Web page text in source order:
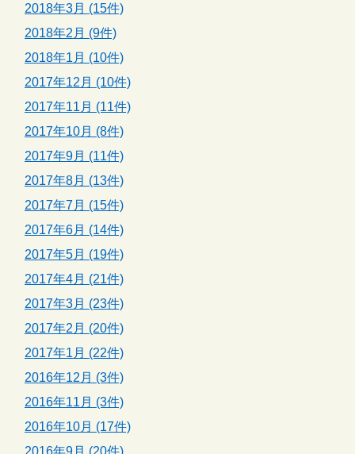
2018年3月 (15件)
2018年2月 (9件)
2018年1月 (10件)
2017年12月 (10件)
2017年11月 (11件)
2017年10月 (8件)
2017年9月 (11件)
2017年8月 (13件)
2017年7月 (15件)
2017年6月 (14件)
2017年5月 (19件)
2017年4月 (21件)
2017年3月 (23件)
2017年2月 (20件)
2017年1月 (22件)
2016年12月 (3件)
2016年11月 (3件)
2016年10月 (17件)
2016年9月 (20件)